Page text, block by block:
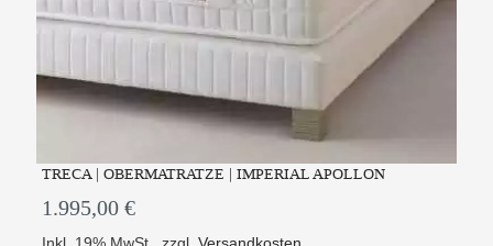
TRECA | OBERMATRATZE | IMPERIAL APOLLON
1.995,00 €